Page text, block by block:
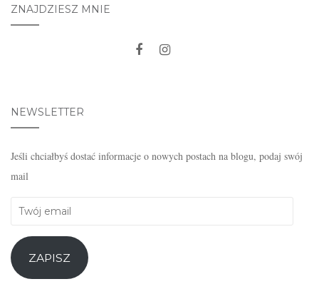
ZNAJDZIESZ MNIE
NEWSLETTER
Jeśli chciałbyś dostać informacje o nowych postach na blogu, podaj swój
mail
Twój
ZAPISZ